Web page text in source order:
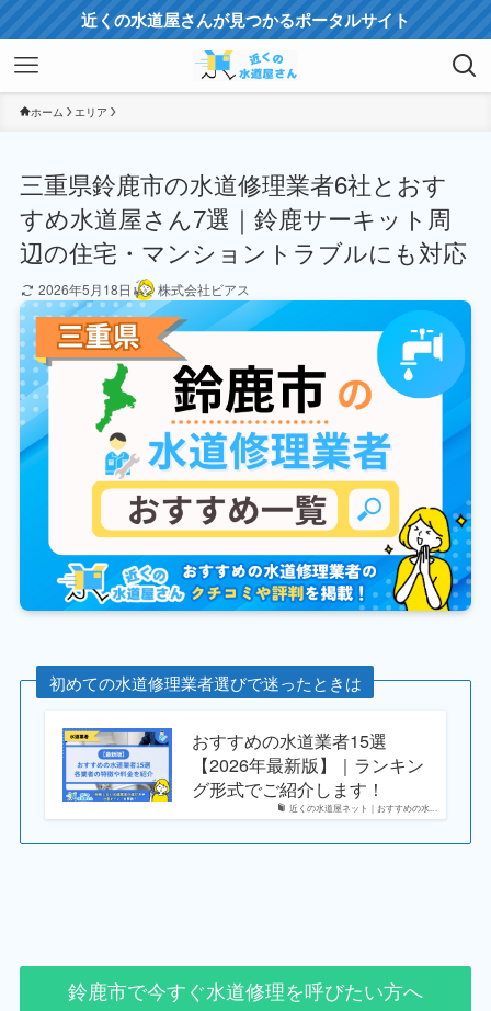
近くの水道屋さんが見つかるポータルサイト
ホーム エリア
三重県鈴鹿市の水道修理業者6社とおす
すめ水道屋さん7選｜鈴鹿サーキット周
辺の住宅・マンショントラブルにも対応
2026年5月18日 株式会社ビアス
初めての水道修理業者選びで迷ったときは
近くの水道屋ネット｜おすすめの水...
おすすめの水道業者15選
【2026年最新版】｜ランキン
グ形式でご紹介します！
鈴鹿市で今すぐ水道修理を呼びたい方へ